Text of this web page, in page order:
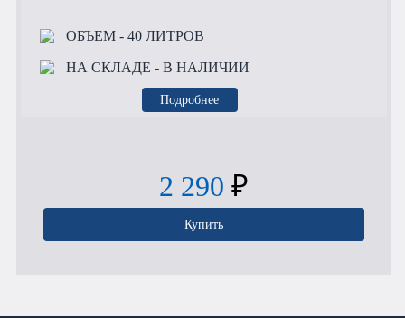
ОБЪЕМ- 40 ЛИТРОВ
НА СКЛАДЕ - В НАЛИЧИИ
Подробнее
2 290 ₽
Купить